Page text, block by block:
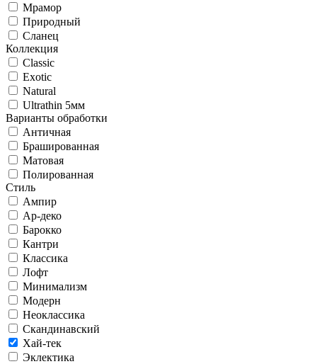
Мрамор
Природный
Сланец
Коллекция
Classic
Exotic
Natural
Ultrathin 5мм
Варианты обработки
Античная
Брашированная
Матовая
Полированная
Стиль
Ампир
Ар-деко
Барокко
Кантри
Классика
Лофт
Минимализм
Модерн
Неоклассика
Скандинавский
Хай-тек
Эклектика